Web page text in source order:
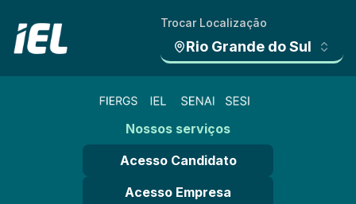
Trocar Localização
Rio Grande do Sul
Nossos serviços
Acesso Candidato
Acesso Empresa